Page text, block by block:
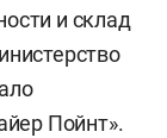
и склад
Пойнт».